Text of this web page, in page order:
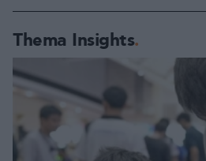
Thema Insights